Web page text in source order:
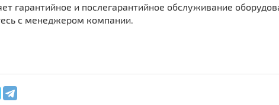
гарантийное и послегарантийное обслуживание
с менеджером компании.